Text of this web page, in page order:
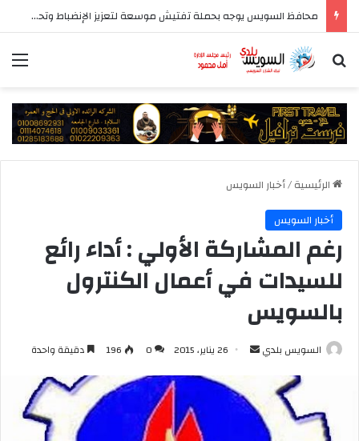
محافظ السويس يوجه بحملة تفتيش موسعة لتعزيز الإنضباط وتحسين مستوى الخدمات بأحياء المحافظة
بحث عن
الرئيسية/أخبار السويس
أخبار السويس
رغم المشاركة الأولي : أداء رائع
للسيدات في أعمال الكنترول
بالسويس
السويس بلدي
أرسل
إلكترونيا
26 يناير، 2015 0
196 دقيقة واحدة